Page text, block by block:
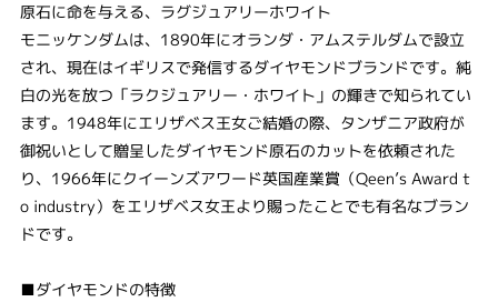
原石に命を与える、ラグジュアリーホワイト
モニッケンダムは、1890年にオランダ・アムステルダムで設立
され、現在はイギリスで発信するダイヤモンドブランドです。純
白の光を放つ「ラクジュアリー・ホワイト」の輝きで知られてい
ます。1948年にエリザベス王女ご結婚の際、タンザニア政府が
御祝いとして贈呈したダイヤモンド原石のカットを依頼された
り、1966年にクイーンズアワード英国産業賞（Qeen’s Award t
o industry）をエリザベス女王より賜ったことでも有名なブラン
ドです。
■ダイヤモンドの特徴